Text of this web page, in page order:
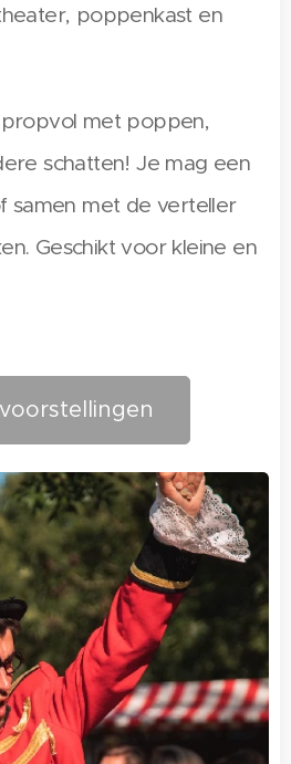
poppenkast en
met poppen,
schatten! Je mag een
samen met de verteller
Geschikt voor kleine en